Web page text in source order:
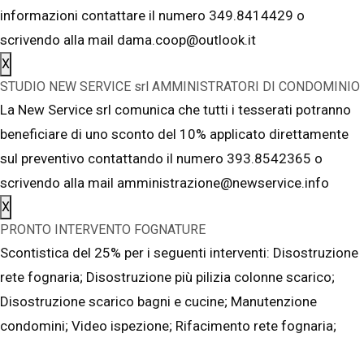
informazioni contattare il numero 349.8414429 o
scrivendo alla mail dama.coop@outlook.it
X
STUDIO NEW SERVICE srl AMMINISTRATORI DI CONDOMINIO
La New Service srl comunica che tutti i tesserati potranno
beneficiare di uno sconto del 10% applicato direttamente
sul preventivo contattando il numero 393.8542365 o
scrivendo alla mail amministrazione@newservice.info
X
PRONTO INTERVENTO FOGNATURE
Scontistica del 25% per i seguenti interventi: Disostruzione
rete fognaria; Disostruzione più pilizia colonne scarico;
Disostruzione scarico bagni e cucine; Manutenzione
condomini; Video ispezione; Rifacimento rete fognaria;